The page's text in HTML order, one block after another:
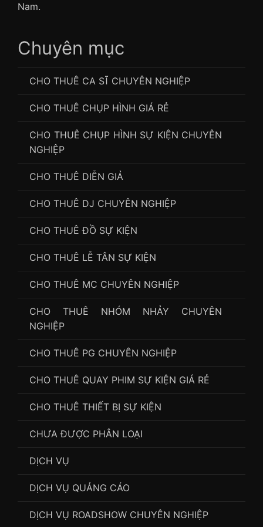
Nam.
Chuyên mục
CHO THUÊ CA SĨ CHUYÊN NGHIỆP
CHO THUÊ CHỤP HÌNH GIÁ RẺ
CHO THUÊ CHỤP HÌNH SỰ KIỆN CHUYÊN
NGHIỆP
CHO THUÊ DIỄN GIẢ
CHO THUÊ DJ CHUYÊN NGHIỆP
CHO THUÊ ĐỒ SỰ KIỆN
CHO THUÊ LỄ TÂN SỰ KIỆN
CHO THUÊ MC CHUYÊN NGHIỆP
CHO THUÊ NHÓM NHẢY CHUYÊN
NGHIỆP
CHO THUÊ PG CHUYÊN NGHIỆP
CHO THUÊ QUAY PHIM SỰ KIỆN GIÁ RẺ
CHO THUÊ THIẾT BỊ SỰ KIỆN
CHƯA ĐƯỢC PHÂN LOẠI
DỊCH VỤ
DỊCH VỤ QUẢNG CÁO
DỊCH VỤ ROADSHOW CHUYÊN NGHIỆP